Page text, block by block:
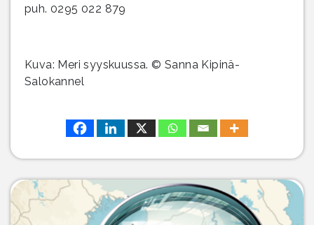
puh. 0295 022 879
Kuva: Meri syyskuussa. © Sanna Kipinä-
Salokannel